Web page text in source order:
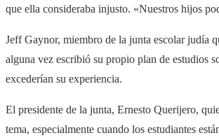
que ella consideraba injusto. «Nuestros hijos
Jeff Gaynor, miembro de la junta escolar judía
alguna vez escribió su propio plan de estudios
excederían su experiencia.
El presidente de la junta, Ernesto Querijero,
tema, especialmente cuando los estudiantes